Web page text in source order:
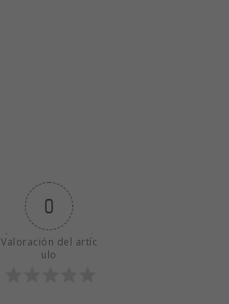
0
Valoración del artíc
ulo